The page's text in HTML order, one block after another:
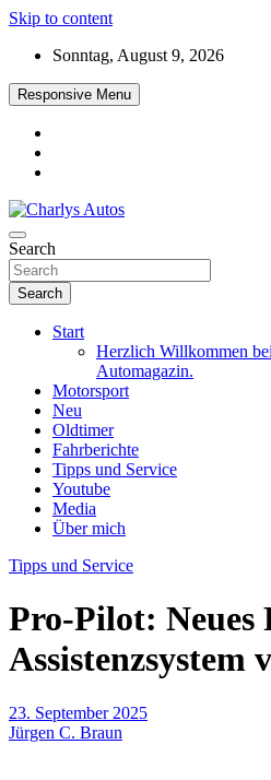
Skip to content
Sonntag, August 9, 2026
Responsive Menu
Charlys Autos
Das neue Automagazin – global.
Search
Search
Start
Herzlich Willkommen
Automagazin.
Motorsport
Neu
Oldtimer
Fahrberichte
Tipps und Service
Youtube
Media
Über mich
Tipps und Service
Pro-Pilot: Neues
Assistenzsystem
23. September 2025
Jürgen C. Braun